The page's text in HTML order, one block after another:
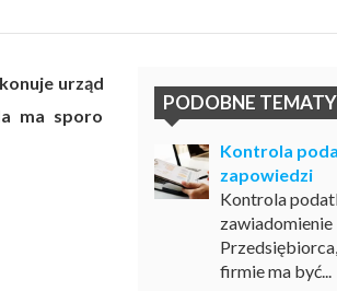
urząd
ma sporo
PODOBNE TEMATY
Kontrola
zapowiedzi
Kontrola
zawiadomienie
firmie ma być...